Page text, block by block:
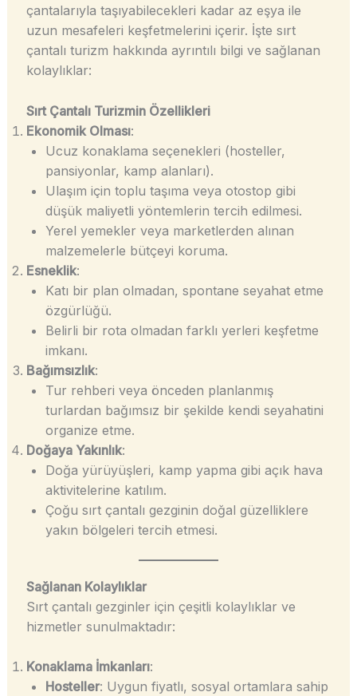
çantalarıyla taşıyabilecekleri kadar az eşya ile
uzun mesafeleri keşfetmelerini içerir. İşte sırt
çantalı turizm hakkında ayrıntılı bilgi ve sağlanan
kolaylıklar:
Sırt Çantalı Turizmin Özellikleri
Ekonomik Olması:
Ucuz konaklama seçenekleri (hosteller,
pansiyonlar, kamp alanları).
Ulaşım için toplu taşıma veya otostop gibi
düşük maliyetli yöntemlerin tercih edilmesi.
Yerel yemekler veya marketlerden alınan
malzemelerle bütçeyi koruma.
Esneklik:
Katı bir plan olmadan, spontane seyahat etme
özgürlüğü.
Belirli bir rota olmadan farklı yerleri keşfetme
imkanı.
Bağımsızlık:
Tur rehberi veya önceden planlanmış
turlardan bağımsız bir şekilde kendi seyahatini
organize etme.
Doğaya Yakınlık:
Doğa yürüyüşleri, kamp yapma gibi açık hava
aktivitelerine katılım.
Çoğu sırt çantalı gezginin doğal güzelliklere
yakın bölgeleri tercih etmesi.
Sağlanan Kolaylıklar
Sırt çantalı gezginler için çeşitli kolaylıklar ve
hizmetler sunulmaktadır:
Konaklama İmkanları:
Hosteller: Uygun fiyatlı, sosyal ortamlara sahip